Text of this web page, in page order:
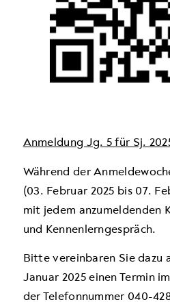
Anmeldung Jg. 5 für Sj.
Während der
(03. Februar 2025 bis 07.
mit jedem anzumeldenden
und Kennenlerngespräch.
Bitte vereinbaren Sie dazu
Januar 2025einen Termin
der Telefonnummer 040-